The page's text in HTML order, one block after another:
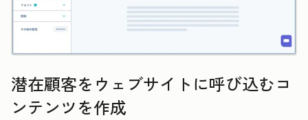
潜在顧客をウェブサイトに呼び込むコ
ンテンツを作成